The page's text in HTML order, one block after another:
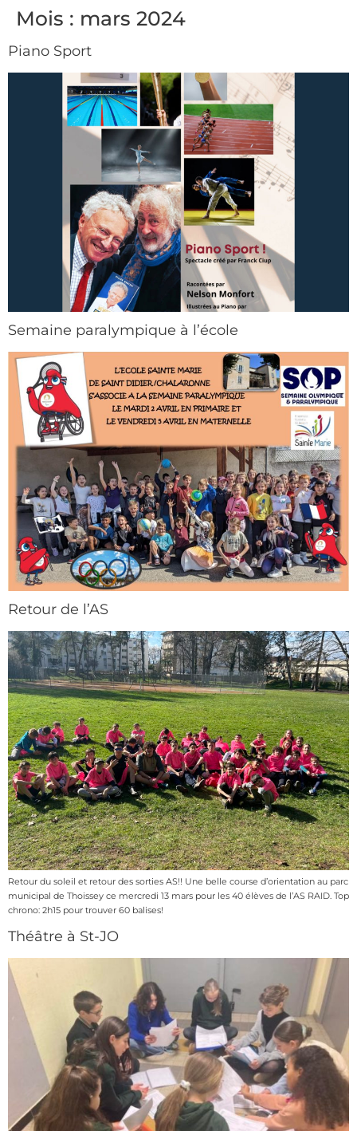
Mois : mars 2024
Piano Sport
Semaine paralympique à l’école
Retour de l’AS
Retour du soleil et retour des sorties AS!! Une belle course d’orientation au parc
municipal de Thoissey ce mercredi 13 mars pour les 40 élèves de l’AS RAID. Top
chrono: 2h15 pour trouver 60 balises!
Théâtre à St-JO